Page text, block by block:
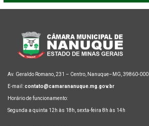
Av. Geraldo Romano, 231 – Centro, Nanuque–MG, 39860-000
E-mail:contato@camarananuque.mg.gov.br
Horário de funcionamento:
Segunda a quinta 12h às 18h, sexta-feira 8h às 14h